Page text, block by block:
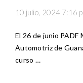
10 julio, 2024 7:16
El 26 de junio PADF
Automotriz de
curso …